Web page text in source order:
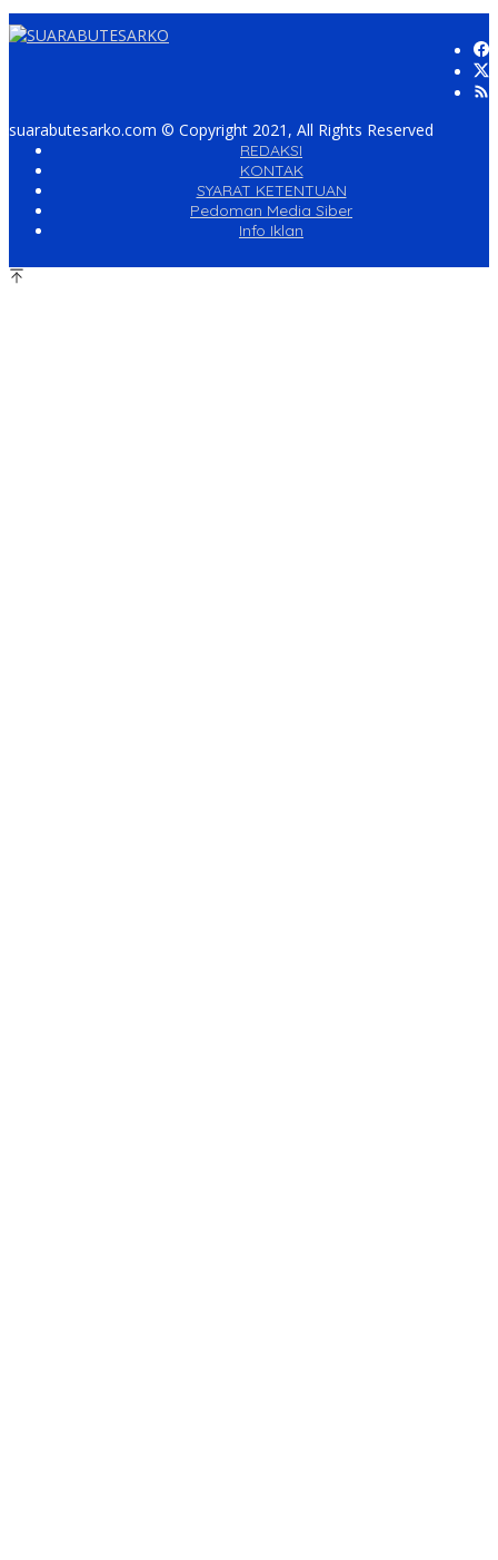
suarabutesarko.com © Copyright 2021, All Rights Reserved
REDAKSI
KONTAK
SYARAT KETENTUAN
Pedoman Media Siber
Info Iklan